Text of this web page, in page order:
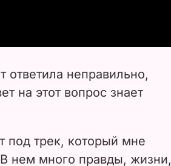
ответила неправильно,
на этот вопрос знает
под трек, который мне
нем много правды, жизни,